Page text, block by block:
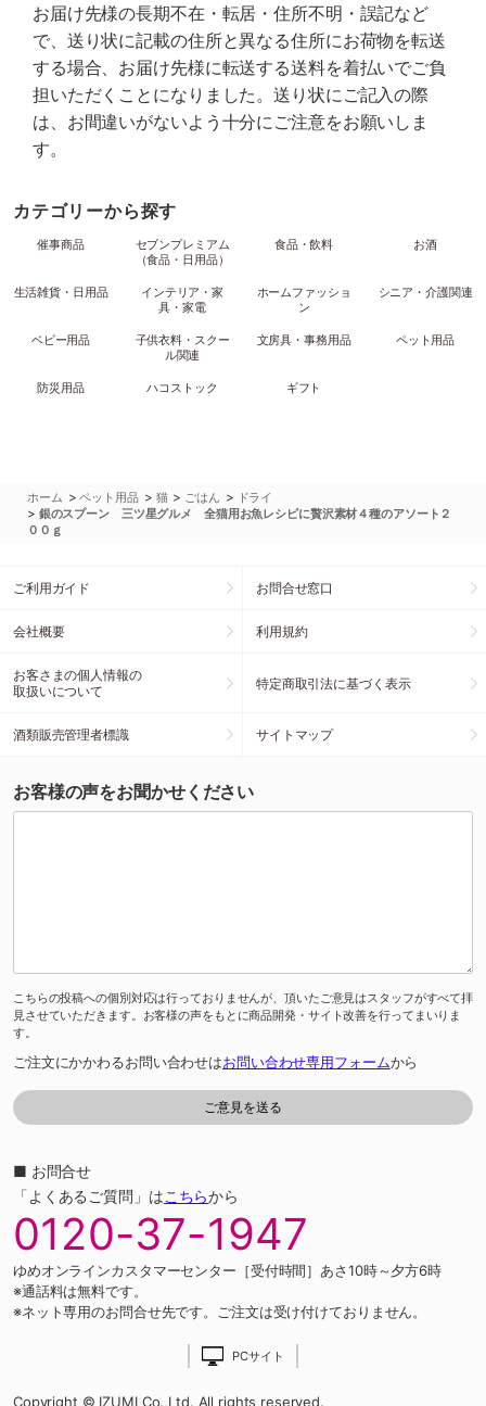
お届け先様の長期不在・転居・住所不明・誤記など
で、送り状に記載の住所と異なる住所にお荷物を転送
する場合、お届け先様に転送する送料を着払いでご負
担いただくことになりました。送り状にご記入の際
は、お間違いがないよう十分にご注意をお願いしま
す。
カテゴリーから探す
催事商品
セブンプレミアム
（食品・日用品）
食品・飲料 お酒
生活雑貨・日用品
インテリア・家
具・家電
ホームファッショ
ン
シニア・介護関連
ベビー用品
子供衣料・スクー
ル関連
文房具・事務用品 ペット用品
防災用品 ハコストック ギフト
ホーム >ペット用品 > 猫 > ごはん > ドライ
> 銀のスプーン 三ツ星グルメ 全猫用お魚レシピに贅沢素材４種のアソート２
００ｇ
ご利用ガイド お問合せ窓口
会社概要 利用規約
お客さまの個人情報の
取扱いについて
特定商取引法に基づく表示
酒類販売管理者標識 サイトマップ
お客様の声をお聞かせください
こちらの投稿への個別対応は行っておりませんが、頂いたご意見はスタッフがすべて拝
見させていただきます。お客様の声をもとに商品開発・サイト改善を行ってまいりま
す。
ご注文にかかわるお問い合わせはお問い合わせ専用フォームから
■ お問合せ
「よくあるご質問」はこちらから
0120-37-1947
ゆめオンラインカスタマーセンター［受付時間］あさ10時～夕方6時
※通話料は無料です。
※ネット専用のお問合せ先です。ご注文は受け付けておりません。
PCサイト
Copyright © IZUMI Co.,Ltd. All rights reserved.